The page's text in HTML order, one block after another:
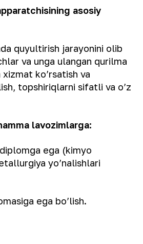
asosiy
quyultirish jarayonini olib
va unga ulangan qurilma
ko’rsatish va
topshiriqlarni sifatli va o’z
lavozimlarga:
ega (kimyo
yo’nalishlari
ega bo’lish.